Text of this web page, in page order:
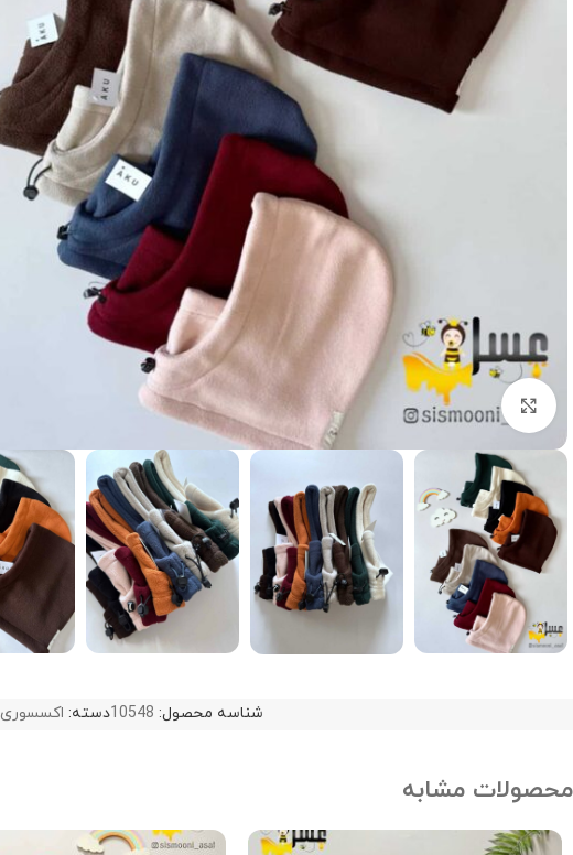
Click to enlarge
شناسه محصول: 10548دسته: اکسسوری
محصولات مشابه